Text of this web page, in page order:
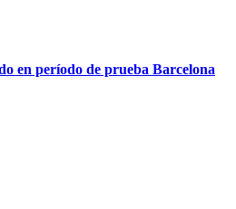
en período de prueba Barcelona